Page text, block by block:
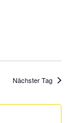
Nächster Tag